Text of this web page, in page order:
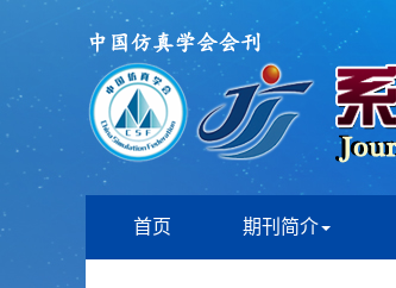
首页 期刊简介